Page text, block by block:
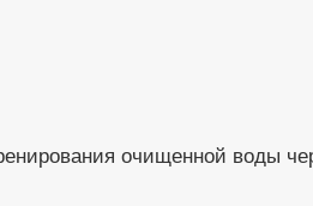
очищенной воды